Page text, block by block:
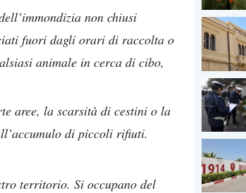
non chiusi
fuori dagli orari di raccolta o
animale in cerca di cibo,
aree, la scarsità di cestini o la
di piccoli rifiuti.
territorio. Si occupano del